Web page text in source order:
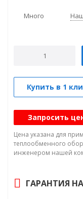
Много
Купить в 1
Запросить
Цена указана для
теплообменного
инженером нашей
ГАРАНТИЯ